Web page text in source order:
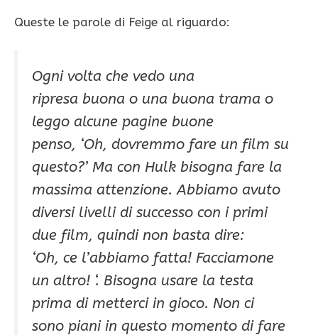
Queste le parole di Feige al riguardo:
Ogni volta che vedo una
ripresa buona o una buona trama o
leggo alcune pagine buone
penso, ‘Oh, dovremmo fare un film su
questo?’ Ma con Hulk bisogna fare la
massima attenzione. Abbiamo avuto
diversi livelli di successo con i primi
due film, quindi non basta dire:
‘Oh, ce l’abbiamo fatta! Facciamone
un altro! ‘. Bisogna usare la testa
prima di metterci in gioco. Non ci
sono piani in questo momento di fare